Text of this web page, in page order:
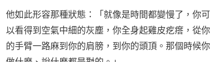
他如此形容那種狀態：「就像是時間都變慢了，你可
以看得到空氣中細的灰塵，你全身起雞皮疙瘩，從你
的手臂一路麻到你的肩膀，到你的頭頂。那個時候你